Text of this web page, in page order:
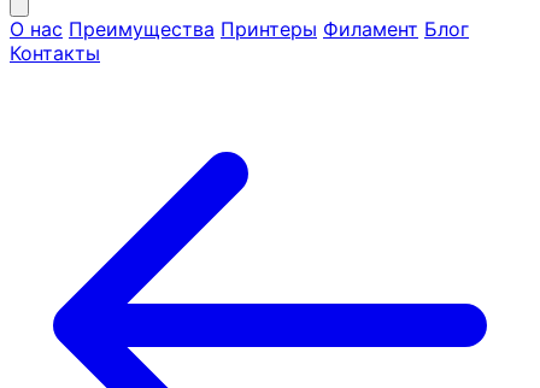
О нас Преимущества Принтеры Филамент Блог
Контакты